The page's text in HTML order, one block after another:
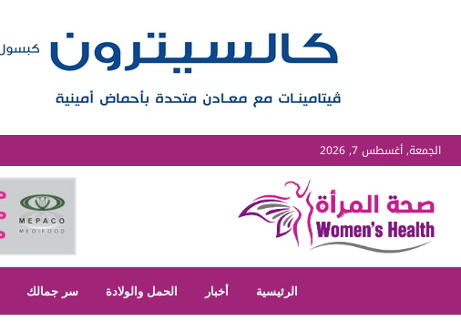
الجمعة, أغسطس 7, 2026
الرئيسية أخبار الحمل والولادة سر جمالك